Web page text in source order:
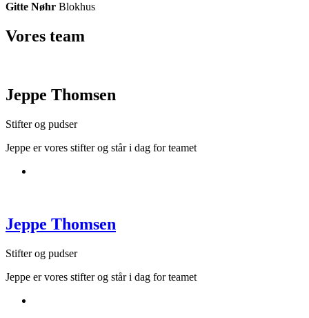
Gitte Nøhr Blokhus
Vores team
Jeppe Thomsen
Stifter og pudser
Jeppe er vores stifter og står i dag for teamet
Jeppe Thomsen
Stifter og pudser
Jeppe er vores stifter og står i dag for teamet